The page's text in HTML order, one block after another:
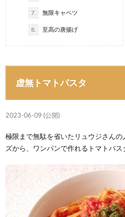
7. 無限キャベツ
8. 至高の唐揚げ
虚無トマトパスタ
2023-06-09 (公開)
極限まで無駄を省いたリュウジさん
ズから、ワンパンで作れるトマトパス